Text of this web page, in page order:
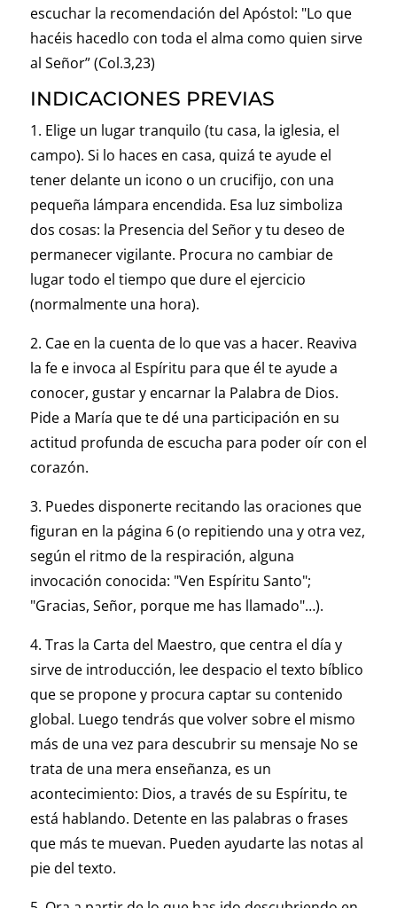
escuchar la recomendación del Apóstol: "Lo que
hacéis hacedlo con toda el alma como quien sirve
al Señor” (Col.3,23)
INDICACIONES PREVIAS
1. Elige un lugar tranquilo (tu casa, la iglesia, el
campo). Si lo haces en casa, quizá te ayude el
tener delante un icono o un crucifijo, con una
pequeña lámpara encendida. Esa luz simboliza
dos cosas: la Presencia del Señor y tu deseo de
permanecer vigilante. Procura no cambiar de
lugar todo el tiempo que dure el ejercicio
(normalmente una hora).
2. Cae en la cuenta de lo que vas a hacer. Reaviva
la fe e invoca al Espíritu para que él te ayude a
conocer, gustar y encarnar la Palabra de Dios.
Pide a María que te dé una participación en su
actitud profunda de escucha para poder oír con el
corazón.
3. Puedes disponerte recitando las oraciones que
figuran en la página 6 (o repitiendo una y otra vez,
según el ritmo de la respiración, alguna
invocación conocida: "Ven Espíritu Santo";
"Gracias, Señor, porque me has llamado"…).
4. Tras la Carta del Maestro, que centra el día y
sirve de introducción, lee despacio el texto bíblico
que se propone y procura captar su contenido
global. Luego tendrás que volver sobre el mismo
más de una vez para descubrir su mensaje No se
trata de una mera enseñanza, es un
acontecimiento: Dios, a través de su Espíritu, te
está hablando. Detente en las palabras o frases
que más te muevan. Pueden ayudarte las notas al
pie del texto.